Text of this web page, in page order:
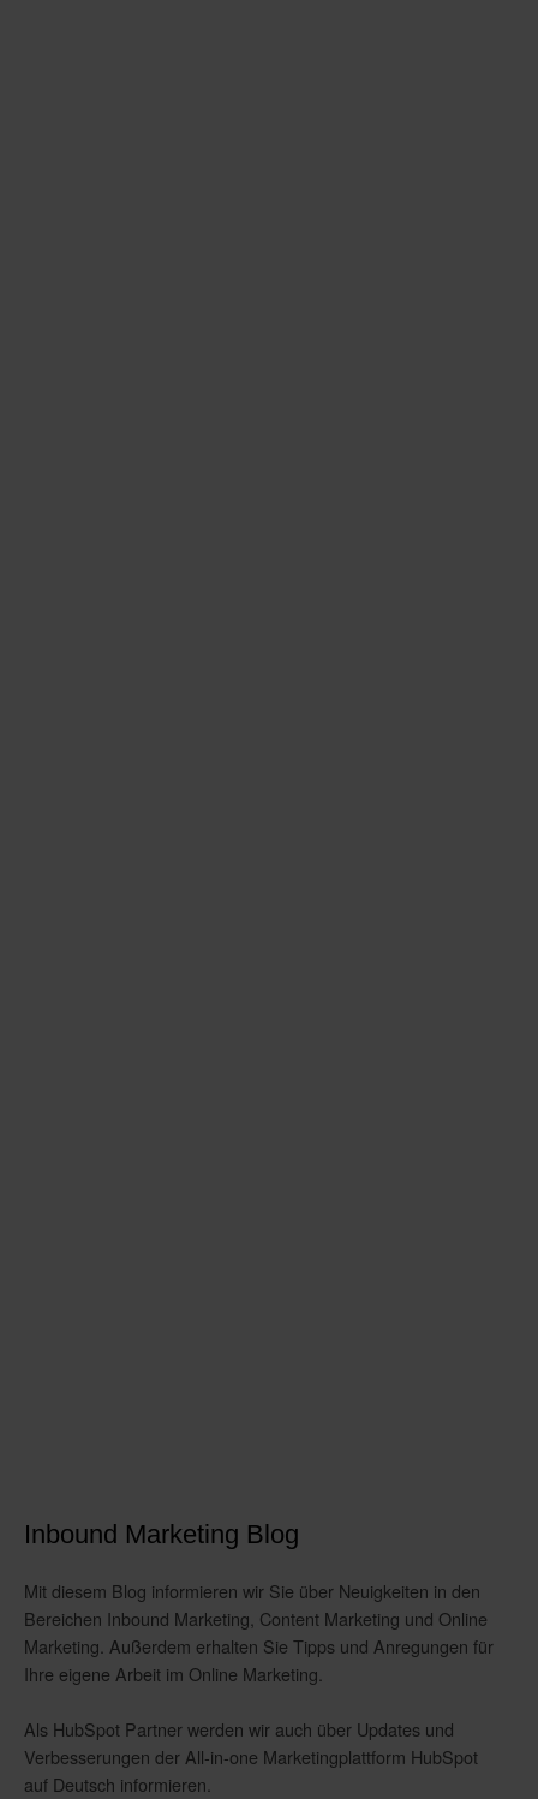
Inbound Marketing Blog
Mit diesem Blog informieren wir Sie über Neuigkeiten in den
Bereichen Inbound Marketing, Content Marketing und Online
Marketing. Außerdem erhalten Sie Tipps und Anregungen für
Ihre eigene Arbeit im Online Marketing.
Als HubSpot Partner werden wir auch über Updates und
Verbesserungen der All-in-one Marketingplattform HubSpot
auf Deutsch informieren.